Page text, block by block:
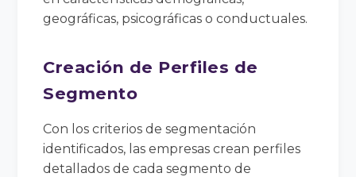
geográficas, psicográficas o conductuales.
Creación de Perfiles de
Segmento
Con los criterios de segmentación
identificados, las empresas crean perfiles
detallados de cada segmento de